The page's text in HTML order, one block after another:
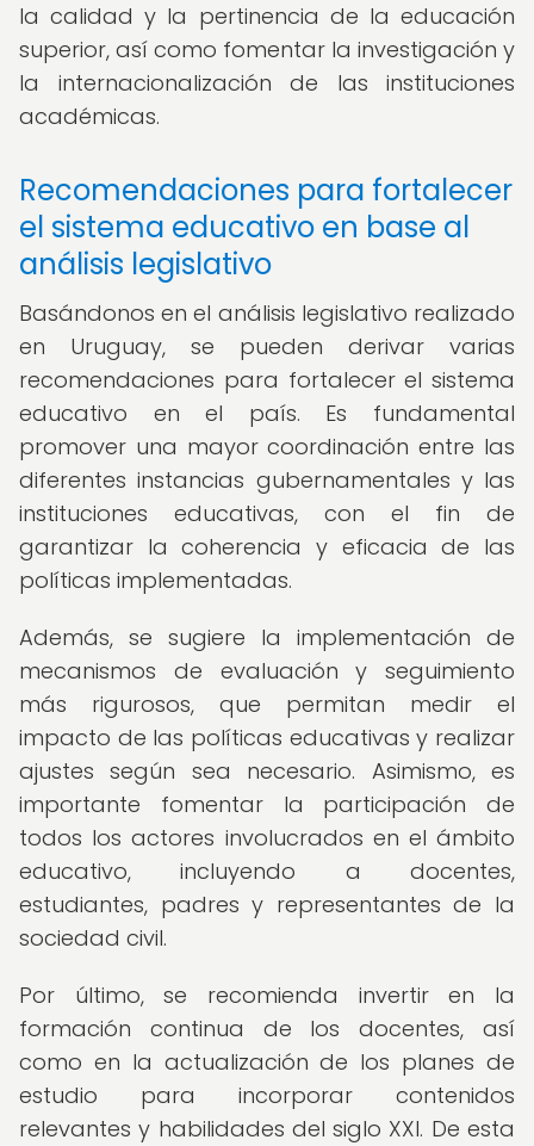
la calidad y la pertinencia de la educación
superior, así como fomentar la investigación y
la internacionalización de las instituciones
académicas.
Recomendaciones para fortalecer
el sistema educativo en base al
análisis legislativo
Basándonos en el análisis legislativo realizado
en Uruguay, se pueden derivar varias
recomendaciones para fortalecer el sistema
educativo en el país. Es fundamental
promover una mayor coordinación entre las
diferentes instancias gubernamentales y las
instituciones educativas, con el fin de
garantizar la coherencia y eficacia de las
políticas implementadas.
Además, se sugiere la implementación de
mecanismos de evaluación y seguimiento
más rigurosos, que permitan medir el
impacto de las políticas educativas y realizar
ajustes según sea necesario. Asimismo, es
importante fomentar la participación de
todos los actores involucrados en el ámbito
educativo, incluyendo a docentes,
estudiantes, padres y representantes de la
sociedad civil.
Por último, se recomienda invertir en la
formación continua de los docentes, así
como en la actualización de los planes de
estudio para incorporar contenidos
relevantes y habilidades del siglo XXI. De esta